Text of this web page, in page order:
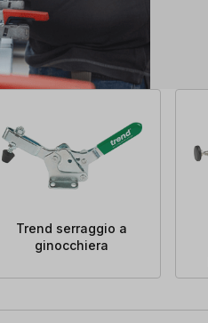
Trend serraggio a
ginocchiera